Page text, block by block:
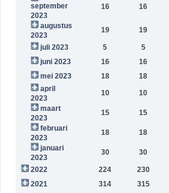
september
2023
16 16
augustus
2023
19 19
juli 2023 5 5
juni 2023
16 16
mei 2023
18 18
april
2023
10 10
maart
2023
15 15
februari
2023
18 18
januari
2023
30 30
2022 224 230
2021
314 315